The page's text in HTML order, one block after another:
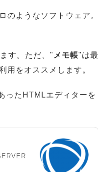
のようなソフトウェア。
す。ただ、" メモ帳"は最
用をオススメします。
ったHTMLエディターを